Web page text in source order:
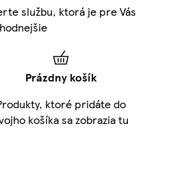
službu, ktorá je pre Vás
Prázdny košík
ktoré pridáte do
košíka sa zobrazia tu